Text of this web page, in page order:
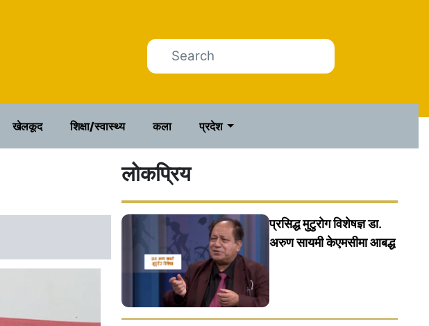
खेलकूद शिक्षा/स्वास्थ्य कला प्रदेश
लोकप्रिय
प्रसिद्ध मुटुरोग विशेषज्ञ डा.
अरुण सायमी केएमसीमा आबद्ध